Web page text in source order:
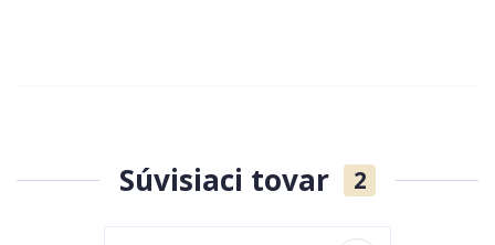
Súvisiaci tovar 2